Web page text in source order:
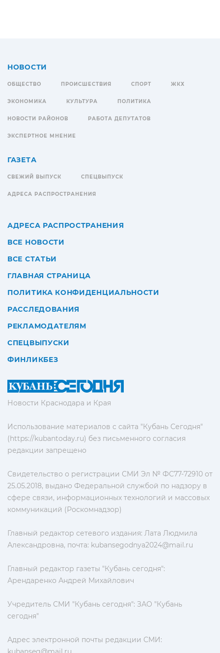
Новости Краснодара и Края
Использование материалов с сайта "Кубань Сегодня"
(https://kubantoday.ru) без письменного согласия
редакции запрещено
Свидетельство о регистрации СМИ Эл № ФС77-72910 от
25.05.2018, выдано Федеральной службой по надзору в
сфере связи, информационных технологий и массовых
коммуникаций (Роскомнадзор)
Главный редактор сетевого издания: Лата Людмила
Александровна, почта: kubansegodnya2024@mail.ru
Главный редактор газеты "Кубань сегодня":
Арендаренко Андрей Михайлович
Учредитель СМИ "Кубань сегодня": ЗАО "Кубань
сегодня"
Адрес электронной почты редакции СМИ:
НОВОСТИ
ОБЩЕСТВО ПРОИСШЕСТВИЯ СПОРТ ЖКХ
ЭКОНОМИКА КУЛЬТУРА ПОЛИТИКА
НОВОСТИ РАЙОНОВ РАБОТА ДЕПУТАТОВ
ЭКСПЕРТНОЕ МНЕНИЕ
ГАЗЕТА
СВЕЖИЙ ВЫПУСК СПЕЦВЫПУСК
АДРЕСА РАСПРОСТРАНЕНИЯ
АДРЕСА РАСПРОСТРАНЕНИЯ
ВСЕ НОВОСТИ
ВСЕ СТАТЬИ
ГЛАВНАЯ СТРАНИЦА
ПОЛИТИКА КОНФИДЕНЦИАЛЬНОСТИ
РАССЛЕДОВАНИЯ
РЕКЛАМОДАТЕЛЯМ
СПЕЦВЫПУСКИ
ФИНЛИКБЕЗ